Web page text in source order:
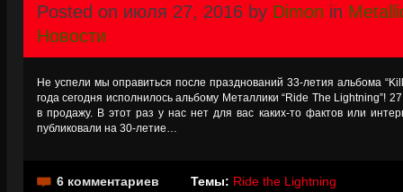
Posted on июля 27, 2016 by Dimon in
Новости
Не успели мы оправиться после празднований 33-летия альбома
года сегодня исполнилось альбому Металлики “Ride The Lightning”!
в продажу. В этот раз у нас нет для вас каких-то фактов или
публиковали на 30-летие…
6 комментариев Темы: Ride the Lightning